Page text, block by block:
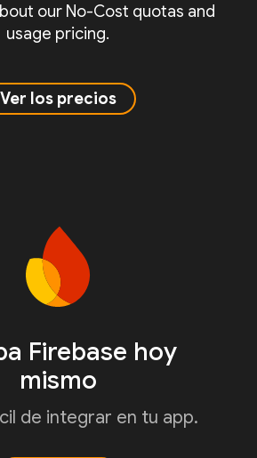
our No-Cost quotas and
usage pricing.
Ver los precios
Firebase hoy
mismo
de integrar en tu app.